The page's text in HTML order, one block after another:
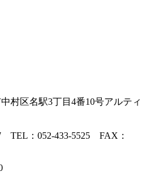
村区名駅3丁目4番10号アルティ
TEL：052-433-5525 FAX：